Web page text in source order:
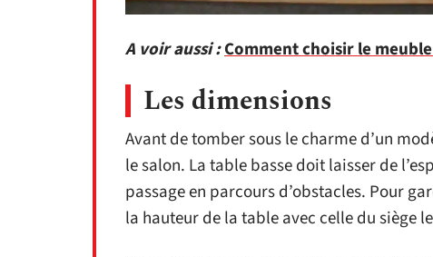
A voir aussi :Comment choisir le
Les dimensions
Avant de tomber sous le charme d’un
le salon. La table basse doit laisser de
passage en parcours d’obstacles. Pour
la hauteur de la table avec celle du siège